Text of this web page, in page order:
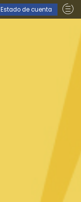
Estado de cuenta